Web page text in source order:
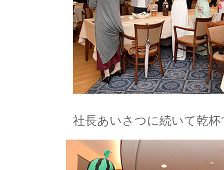
社長あいさつに続いて乾杯